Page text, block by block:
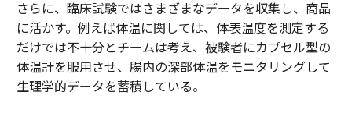
さらに、臨床試験ではさまざまなデータを収集し、商品
に活かす。例えば体温に関しては、体表温度を測定する
だけでは不十分とチームは考え、被験者にカプセル型の
体温計を服用させ、腸内の深部体温をモニタリングして
生理学的データを蓄積している。